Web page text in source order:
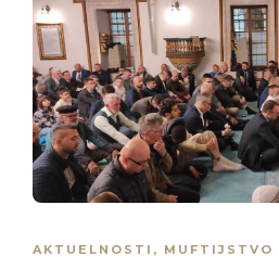
AKTUELNOSTI , MUFTIJSTVO